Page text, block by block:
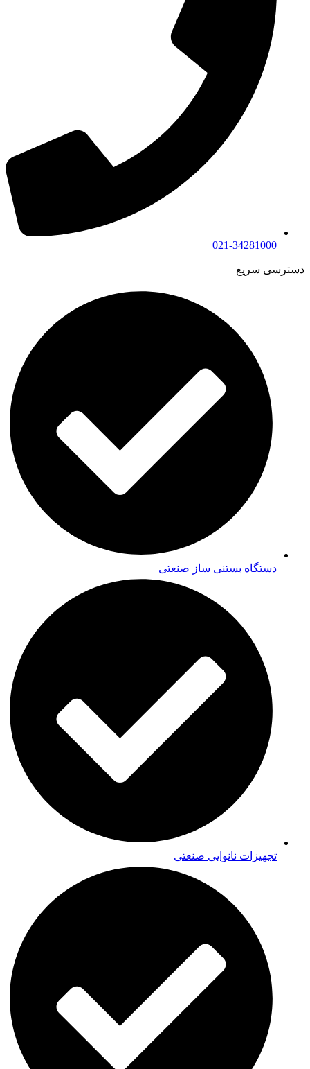
021-34281000
دسترسی سریع
دستگاه بستنی ساز صنعتی
تجهیزات نانوایی صنعتی